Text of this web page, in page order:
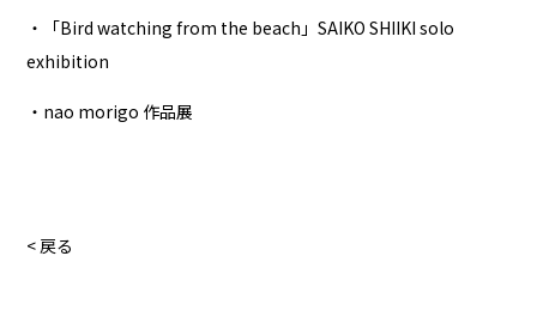
・「Bird watching from the beach」SAIKO SHIIKI solo
exhibition
・nao morigo 作品展
< 戻る